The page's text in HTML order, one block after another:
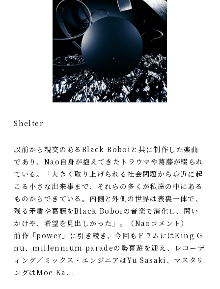
Shelter
以前から親交のあるBlack Boboiと共に制作した楽曲
であり、Nao自身が抱えてきたトラウマや葛藤が綴られ
ている。「大きく取り上げられる社会問題から身近に起
こる小さな出来事まで、それらの多くが私達の中にある
ものからできている。内側と外側の世界は表裏一体で、
残る矛盾や葛藤をBlack Boboiの音楽で消化し、問い
かけや、希望を見出しかった」。（Naoコメント）
前作「power」に引き続き、今回もドラムにはKing G
nu、millennium paradeの勢喜遊を迎え、レコーデ
ィング／ミックス・エンジニアはYu Sasaki、マスタリ
ングはMoe Ka...